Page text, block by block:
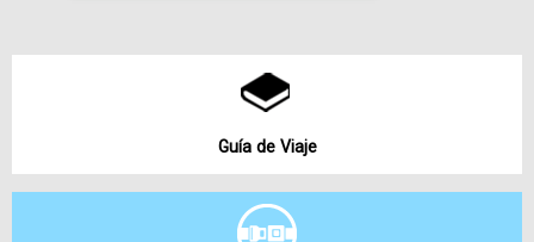
Guía de Viaje